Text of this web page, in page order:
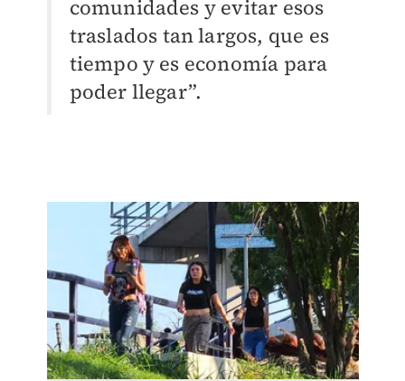
comunidades y evitar esos
traslados tan largos, que es
tiempo y es economía para
poder llegar”.